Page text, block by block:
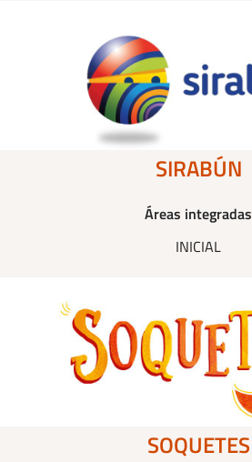
SIRABÚN
Áreas integradas
INICIAL
SOQUETES